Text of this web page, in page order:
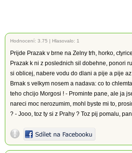
Hodnocení: 3.75 | Hlasovalo: 1
Prijde Prazak v brne na Zelny trh, horko,
Prazak k ni z poslednich sil dobehne, ponori
si oblicej, nabere vodu do dlani a pije a pije
Brnak s velkym nosem a nadava: co to
teho chcijo Morgosi ! - Prominte pane, ale ja
nareci moc nerozumim, mohl byste mi to,
? - Jooo, toz ty si z Prahy ? Toz pij pomalu,